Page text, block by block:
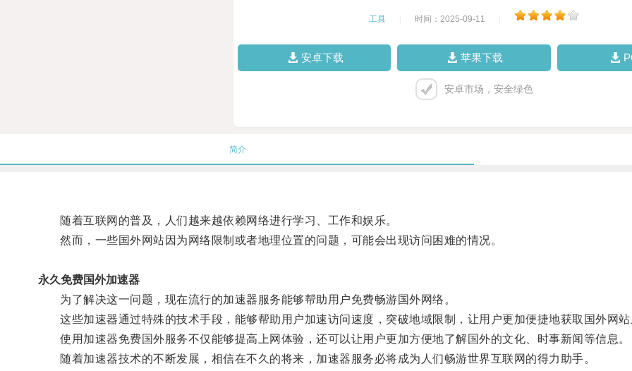
工具 时间：2025-09-11
安卓下载 苹果下载
安卓市场，安全绿色
简介
随着互联网的普及，人们越来越依赖网络进行学习、工作和娱乐。
然而，一些国外网站因为网络限制或者地理位置的问题，可能会出现访问困难的情况。
永久免费国外加速器
为了解决这一问题，现在流行的加速器服务能够帮助用户免费畅游国外网络。
这些加速器通过特殊的技术手段，能够帮助用户加速访问速度，突破地域限制，让用户更加便捷地获取国外网站
使用加速器免费国外服务不仅能够提高上网体验，还可以让用户更加方便地了解国外的文化、时事新闻等信息。
随着加速器技术的不断发展，相信在不久的将来，加速器服务必将成为人们畅游世界互联网的得力助手。